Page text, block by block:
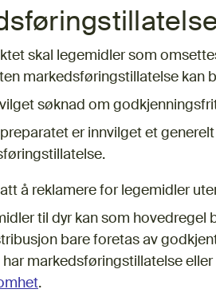
skal legemidler som
markedsføringstillatelse kan
søknad om
er innvilget et
å reklamere for legemidler
til dyr kan som hovedregel
bare foretas av
markedsføringstillatelse eller
.